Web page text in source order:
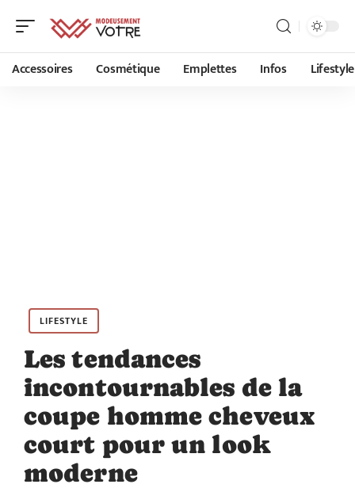
Accessoires Cosmétique Emplettes Infos Lifestyle
LIFESTYLE
Les tendances
incontournables de la
coupe homme cheveux
court pour un look
moderne